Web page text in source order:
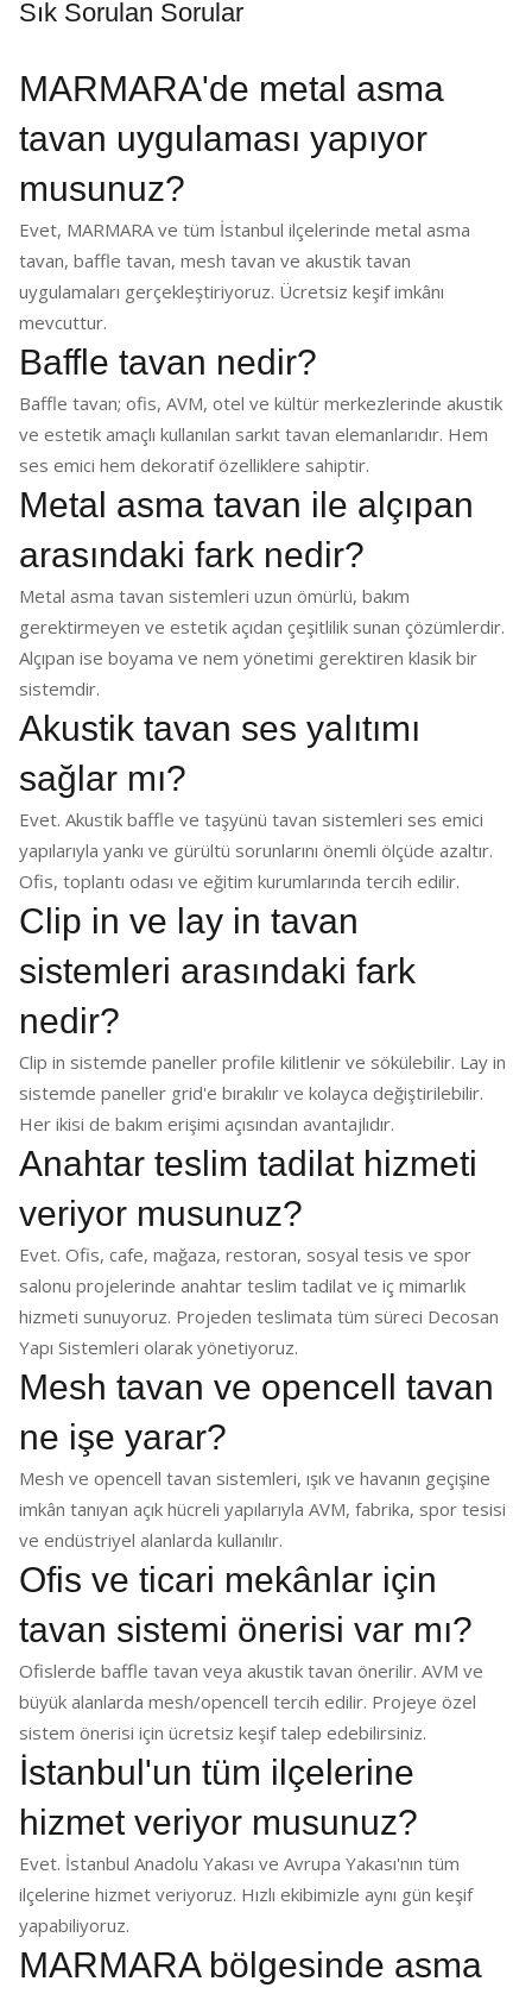
Sık Sorulan Sorular
MARMARA'de metal asma
tavan uygulaması yapıyor
musunuz?
Evet, MARMARA ve tüm İstanbul ilçelerinde metal asma
tavan, baffle tavan, mesh tavan ve akustik tavan
uygulamaları gerçekleştiriyoruz. Ücretsiz keşif imkânı
mevcuttur.
Baffle tavan nedir?
Baffle tavan; ofis, AVM, otel ve kültür merkezlerinde akustik
ve estetik amaçlı kullanılan sarkıt tavan elemanlarıdır. Hem
ses emici hem dekoratif özelliklere sahiptir.
Metal asma tavan ile alçıpan
arasındaki fark nedir?
Metal asma tavan sistemleri uzun ömürlü, bakım
gerektirmeyen ve estetik açıdan çeşitlilik sunan çözümlerdir.
Alçıpan ise boyama ve nem yönetimi gerektiren klasik bir
sistemdir.
Akustik tavan ses yalıtımı
sağlar mı?
Evet. Akustik baffle ve taşyünü tavan sistemleri ses emici
yapılarıyla yankı ve gürültü sorunlarını önemli ölçüde azaltır.
Ofis, toplantı odası ve eğitim kurumlarında tercih edilir.
Clip in ve lay in tavan
sistemleri arasındaki fark
nedir?
Clip in sistemde paneller profile kilitlenir ve sökülebilir. Lay in
sistemde paneller grid'e bırakılır ve kolayca değiştirilebilir.
Her ikisi de bakım erişimi açısından avantajlıdır.
Anahtar teslim tadilat hizmeti
veriyor musunuz?
Evet. Ofis, cafe, mağaza, restoran, sosyal tesis ve spor
salonu projelerinde anahtar teslim tadilat ve iç mimarlık
hizmeti sunuyoruz. Projeden teslimata tüm süreci Decosan
Yapı Sistemleri olarak yönetiyoruz.
Mesh tavan ve opencell tavan
ne işe yarar?
Mesh ve opencell tavan sistemleri, ışık ve havanın geçişine
imkân tanıyan açık hücreli yapılarıyla AVM, fabrika, spor tesisi
ve endüstriyel alanlarda kullanılır.
Ofis ve ticari mekânlar için
tavan sistemi önerisi var mı?
Ofislerde baffle tavan veya akustik tavan önerilir. AVM ve
büyük alanlarda mesh/opencell tercih edilir. Projeye özel
sistem önerisi için ücretsiz keşif talep edebilirsiniz.
İstanbul'un tüm ilçelerine
hizmet veriyor musunuz?
Evet. İstanbul Anadolu Yakası ve Avrupa Yakası'nın tüm
ilçelerine hizmet veriyoruz. Hızlı ekibimizle aynı gün keşif
yapabiliyoruz.
MARMARA bölgesinde asma